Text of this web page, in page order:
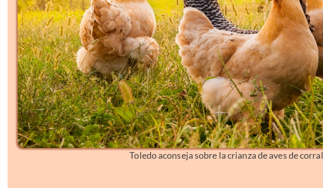
Toledo aconseja sobre la crianza de aves de corral